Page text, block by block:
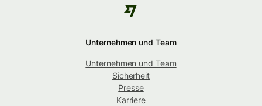
Unternehmen und Team
Unternehmen und Team
Sicherheit
Presse
Karriere